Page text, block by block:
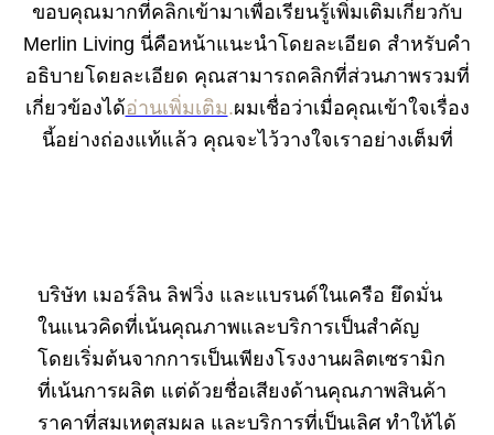
ขอบคุณมากที่คลิกเข้ามาเพื่อเรียนรู้เพิ่มเติมเกี่ยวกับ
Merlin Living นี่คือหน้าแนะนำโดยละเอียด สำหรับคำ
อธิบายโดยละเอียด คุณสามารถคลิกที่ส่วนภาพรวมที่
เกี่ยวข้องได้อ่านเพิ่มเติม.ผมเชื่อว่าเมื่อคุณเข้าใจเรื่อง
นี้อย่างถ่องแท้แล้ว คุณจะไว้วางใจเราอย่างเต็มที่
บริษัท เมอร์ลิน ลิฟวิ่ง และแบรนด์ในเครือ ยึดมั่น
ในแนวคิดที่เน้นคุณภาพและบริการเป็นสำคัญ
โดยเริ่มต้นจากการเป็นเพียงโรงงานผลิตเซรามิก
ที่เน้นการผลิต แต่ด้วยชื่อเสียงด้านคุณภาพสินค้า
ราคาที่สมเหตุสมผล และบริการที่เป็นเลิศ ทำให้ได้